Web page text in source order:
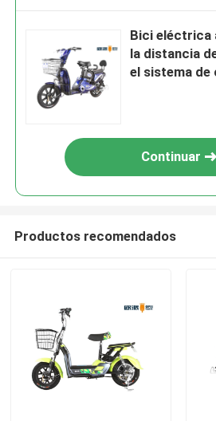
Bici eléctrica
la distancia
el sistema de
Continuar
Productos recomendados